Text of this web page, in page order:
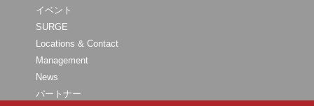
イベント
SURGE
Locations & Contact
Management
News
パートナー